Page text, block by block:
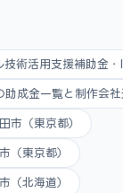
術活用支援補助金
成金一覧と制作会
市（東京都）
（東京都）
（北海道）